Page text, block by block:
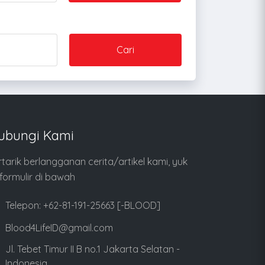
Cari
Kami
berlangganan cerita/artikel kami, yuk
di bawah
Telepon: +62-81-191-25663 [-BLOOD]
Blood4LifeID@gmail.com
Jl. Tebet Timur II B no.1 Jakarta Selatan -